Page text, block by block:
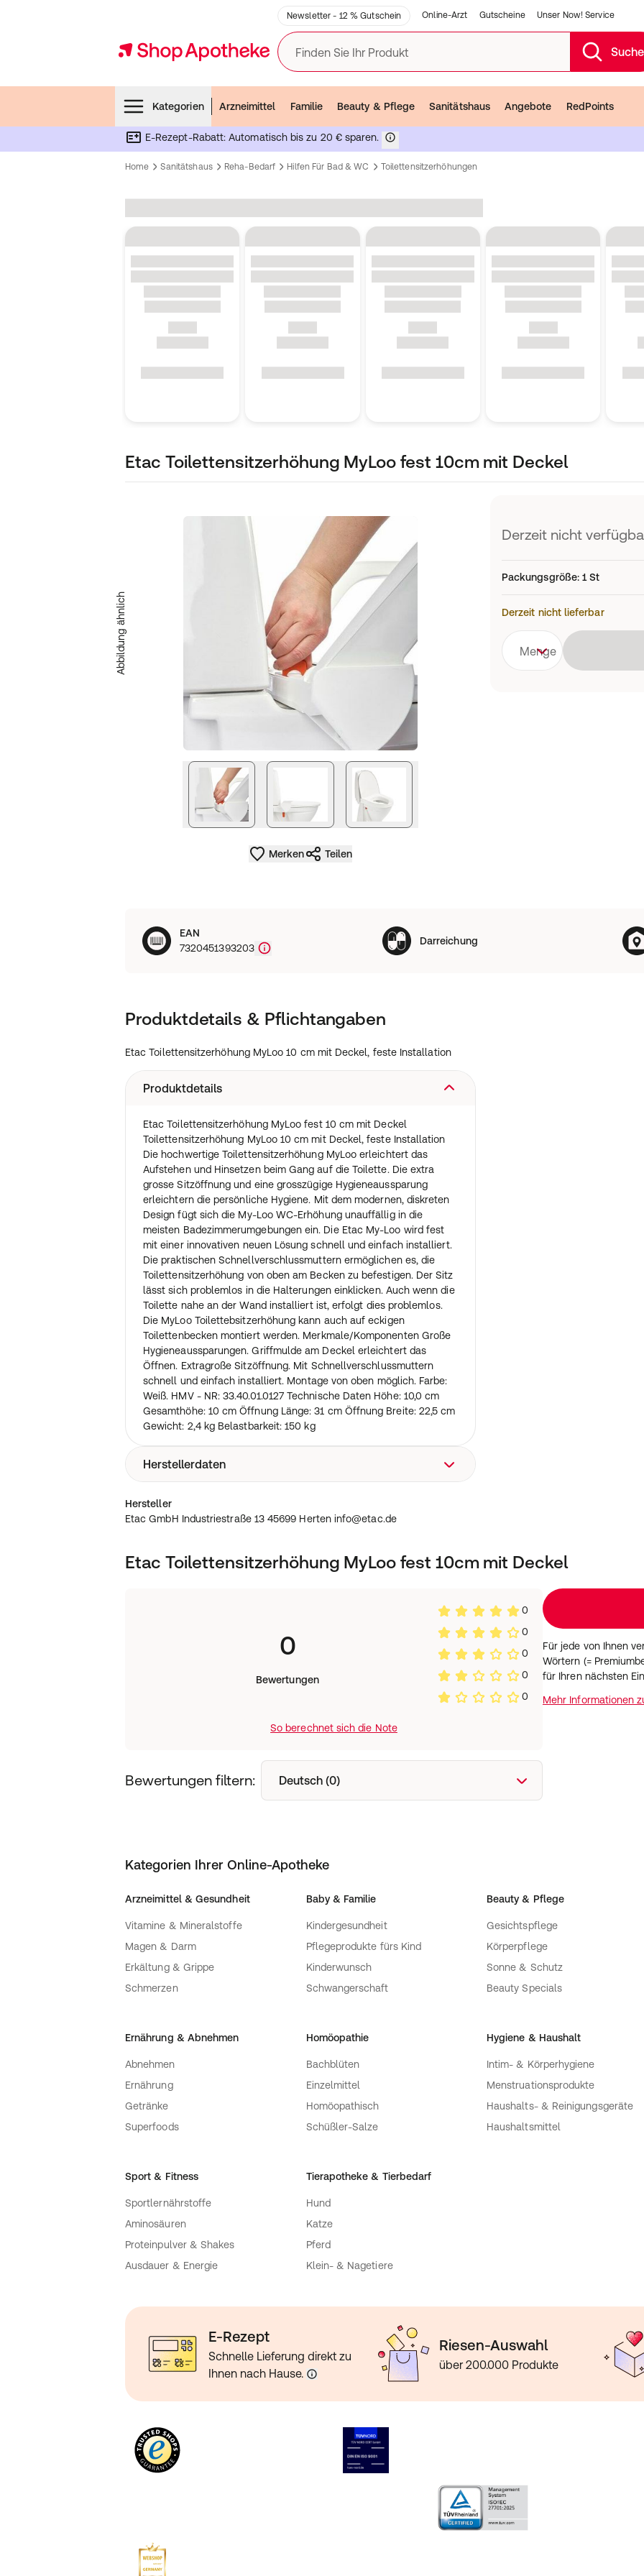
Newsletter - 12 % Gutschein Online-Arzt Gutscheine Unser Now! Service
Finden Sie Ihr Produkt
Kategorien
Arzneimittel Familie Beauty & Pflege Sanitätshaus Angebote RedPoints
E-Rezept-Rabatt: Automatisch bis zu 20 € sparen.
Home Sanitätshaus Reha-Bedarf Hilfen Für Bad & WC Toilettensitzerhöhungen
Etac Toilettensitzerhöhung MyLoo fest 10cm mit Deckel
Abbildung ähnlich
Merken Teilen
Derzeit nicht
Packungsgröße:1 St
Derzeit nicht lieferbar
Menge
EAN
7320451393203
Darreichung
Produktdetails & Pflichtangaben
Etac Toilettensitzerhöhung MyLoo 10 cm mit Deckel, feste Installation
Produktdetails
Etac Toilettensitzerhöhung MyLoo fest 10 cm mit Deckel
Toilettensitzerhöhung MyLoo 10 cm mit Deckel, feste Installation
Die hochwertige Toilettensitzerhöhung MyLoo erleichtert das
Aufstehen und Hinsetzen beim Gang auf die Toilette. Die extra
grosse Sitzöffnung und eine grosszügige Hygieneaussparung
erleichtern die persönliche Hygiene. Mit dem modernen, diskreten
Design fügt sich die My-Loo WC-Erhöhung unauffällig in die
meisten Badezimmerumgebungen ein. Die Etac My-Loo wird fest
mit einer innovativen neuen Lösung schnell und einfach installiert.
Die praktischen Schnellverschlussmuttern ermöglichen es, die
Toilettensitzerhöhung von oben am Becken zu befestigen. Der Sitz
lässt sich problemlos in die Halterungen einklicken. Auch wenn die
Toilette nahe an der Wand installiert ist, erfolgt dies problemlos.
Die MyLoo Toilettebsitzerhöhung kann auch auf eckigen
Toilettenbecken montiert werden. Merkmale/Komponenten Große
Hygieneaussparungen. Griffmulde am Deckel erleichtert das
Öffnen. Extragroße Sitzöffnung. Mit Schnellverschlussmuttern
schnell und einfach installiert. Montage von oben möglich. Farbe:
Weiß. HMV - NR: 33.40.01.0127 Technische Daten Höhe: 10,0 cm
Gesamthöhe: 10 cm Öffnung Länge: 31 cm Öffnung Breite: 22,5 cm
Gewicht: 2,4 kg Belastbarkeit: 150 kg
Herstellerdaten
Etac GmbH Industriestraße 13 45699 Herten info@etac.de
Hersteller
Etac GmbH Industriestraße 13 45699 Herten info@etac.de
Etac Toilettensitzerhöhung MyLoo fest 10cm mit Deckel
0
Bewertungen
0
0
0
0
0
So berechnet sich die Note
Bewertungen filtern: Deutsch (0)
Für jede von Ihnen
Wörtern (=
für Ihren nächsten
Mehr Informationen
Kategorien Ihrer Online-Apotheke
Arzneimittel & Gesundheit
Vitamine & Mineralstoffe
Magen & Darm
Erkältung & Grippe
Schmerzen
Baby & Familie
Kindergesundheit
Pflegeprodukte fürs Kind
Kinderwunsch
Schwangerschaft
Beauty & Pflege
Gesichtspflege
Körperpflege
Sonne & Schutz
Beauty Specials
Ernährung & Abnehmen
Abnehmen
Ernährung
Getränke
Superfoods
Homöopathie
Bachblüten
Einzelmittel
Homöopathisch
Schüßler-Salze
Hygiene & Haushalt
Intim- & Körperhygiene
Menstruationsprodukte
Haushalts- & Reinigungsgeräte
Haushaltsmittel
Sport & Fitness
Sportlernährstoffe
Aminosäuren
Proteinpulver & Shakes
Ausdauer & Energie
Tierapotheke & Tierbedarf
Hund
Katze
Pferd
Klein- & Nagetiere
E-Rezept
Schnelle Lieferung direkt zu
Ihnen nach Hause.
Riesen-Auswahl
über 200.000 Produkte